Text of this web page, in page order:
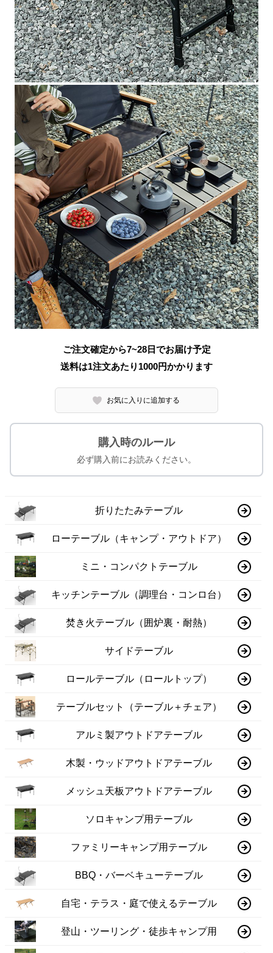
ご注文確定から7~28日でお届け予定
送料は1注文あたり 1000円かかります
お気に入りに追加する
購入時のルール
必ず購入前にお読みください。
折りたたみテーブル
ローテーブル（キャンプ・アウトドア）
ミニ・コンパクトテーブル
キッチンテーブル（調理台・コンロ台）
焚き火テーブル（囲炉裏・耐熱）
サイドテーブル
ロールテーブル（ロールトップ）
テーブルセット（テーブル＋チェア）
アルミ製アウトドアテーブル
木製・ウッドアウトドアテーブル
メッシュ天板アウトドアテーブル
ソロキャンプ用テーブル
ファミリーキャンプ用テーブル
BBQ・バーベキューテーブル
自宅・テラス・庭で使えるテーブル
登山・ツーリング・徒歩キャンプ用